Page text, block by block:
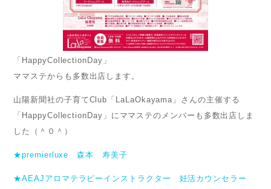
「HappyCollectionDay」
ママステからも多数出店します。
山陽新聞社の子育てClub「LaLaOkayama」さんの主催する
「HappyCollectionDay」にママステのメンバーも多数出店しま
した（＾０＾）
★premierluxe 森本 寿美子
★AEAJアロマテラピーインストラクター 妊活カウンセラー